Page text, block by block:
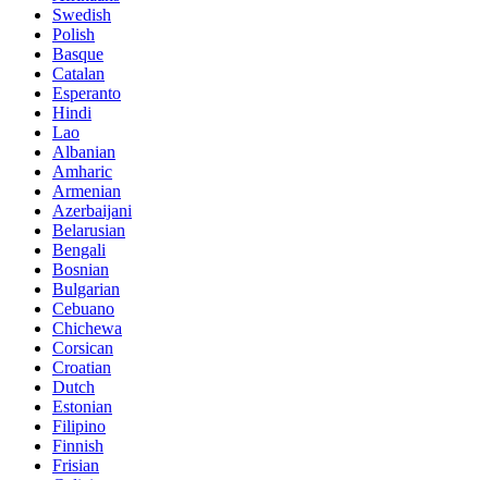
Swedish
Polish
Basque
Catalan
Esperanto
Hindi
Lao
Albanian
Amharic
Armenian
Azerbaijani
Belarusian
Bengali
Bosnian
Bulgarian
Cebuano
Chichewa
Corsican
Croatian
Dutch
Estonian
Filipino
Finnish
Frisian